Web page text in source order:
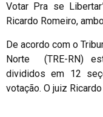
Votar Pra se
Ricardo Romeiro,
De acordo com o
Norte (TRE-RN)
divididos em 12
votação. O juiz